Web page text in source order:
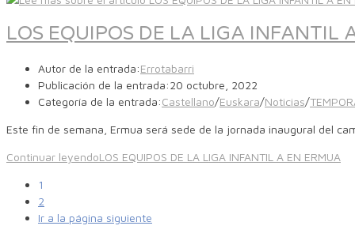
LOS EQUIPOS DE LA LIGA INFANTIL
Autor de la entrada:Errotabarri
Publicación de la entrada:20 octubre, 2022
Categoría de la entrada:Castellano/Euskara/Noticias/
Este fin de semana, Ermua será sede de la jornada inaugural del
Continuar leyendoLOS EQUIPOS DE LA LIGA INFANTIL A EN ERMUA
1
2
Ir a la página siguiente